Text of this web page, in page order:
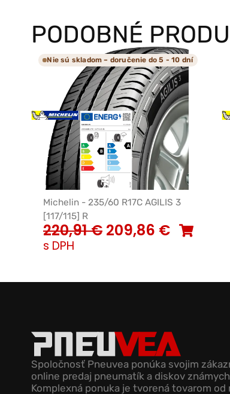
PODOBNÉ
Nie sú skladom – doručenie do 5 - 10 dní
Michelin - 235/60 R17C AGILIS 3
[117/115] R
220,91€ 209,86 €
s DPH
Spoločnosť Pneuvea ponúka svojim
online predaj pneumatík a diskov
Komplexná ponuka je tvorená tovarom od